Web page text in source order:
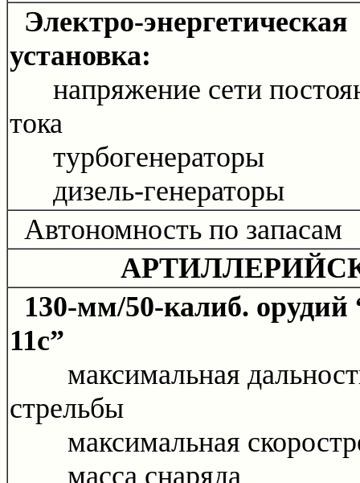
Электро-энергетическая
установка:
напряжение сети
тока
турбогенераторы
дизель-генераторы
Автономность по запасам
130-мм/50-калиб. орудий
11с”
максимальная
стрельбы
максимальная
масса снаряда